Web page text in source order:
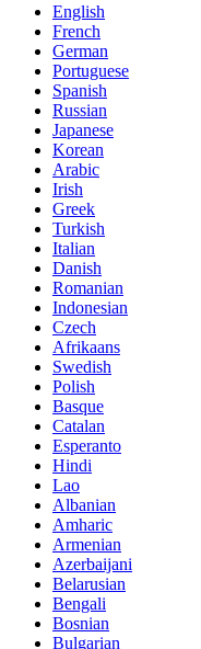
English
French
German
Portuguese
Spanish
Russian
Japanese
Korean
Arabic
Irish
Greek
Turkish
Italian
Danish
Romanian
Indonesian
Czech
Afrikaans
Swedish
Polish
Basque
Catalan
Esperanto
Hindi
Lao
Albanian
Amharic
Armenian
Azerbaijani
Belarusian
Bengali
Bosnian
Bulgarian